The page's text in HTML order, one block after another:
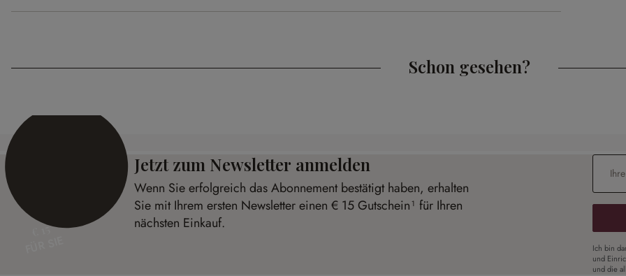
Schon gesehen?
€ 15
Jetzt zum Newsletter anmelden
Wenn Sie erfolgreich das Abonnement bestätigt haben, erhalten
Sie mit Ihrem ersten Newsletter einen € 15 Gutschein¹ für Ihren
nächsten Einkauf.
E-Mail-
Ich bin
und
und die